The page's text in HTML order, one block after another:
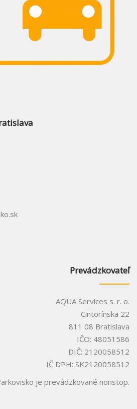
Prevádzkovateľ
AQUA Services s. r. o.
Cintorínska 22
811 08 Bratislava
IČO: 48051586
DIČ: 2120058512
IČ DPH: SK2120058512
je prevádzkované nonstop.